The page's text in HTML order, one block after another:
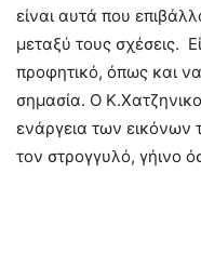
είναι αυτά που
μεταξύ τους σχέσεις.
προφητικό, όπως και
σημασία. Ο
ενάργεια των εικόνων
τον στρογγυλό, γήινο